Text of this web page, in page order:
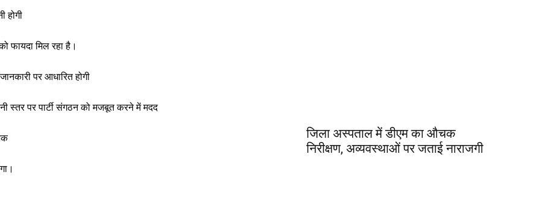
होगी
फायदा मिल रहा है।
पर आधारित होगी
स्तर पर पार्टी संगठन को मजबूत करने में मदद
जिला अस्पताल में डीएम का औचक
निरीक्षण, अव्यवस्थाओं पर जताई नाराजगी